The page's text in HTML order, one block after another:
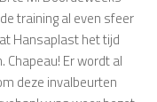
training al even sfeer
Hansaplast het tijd
Er wordt al
deze invalbeurten